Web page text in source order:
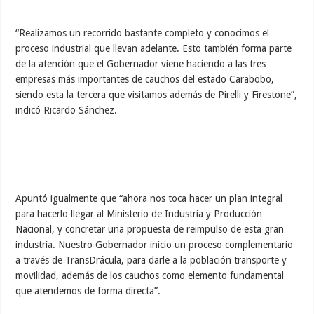
“Realizamos un recorrido bastante completo y conocimos el
proceso industrial que llevan adelante. Esto también forma parte
de la atención que el Gobernador viene haciendo a las tres
empresas más importantes de cauchos del estado Carabobo,
siendo esta la tercera que visitamos además de Pirelli y Firestone”,
indicó Ricardo Sánchez.
Apuntó igualmente que “ahora nos toca hacer un plan integral
para hacerlo llegar al Ministerio de Industria y Producción
Nacional, y concretar una propuesta de reimpulso de esta gran
industria. Nuestro Gobernador inicio un proceso complementario
a través de TransDrácula, para darle a la población transporte y
movilidad, además de los cauchos como elemento fundamental
que atendemos de forma directa”.